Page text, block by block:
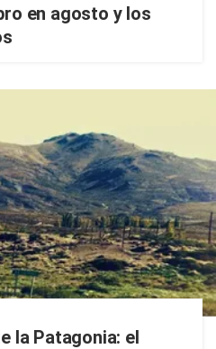
en agosto y los
la Patagonia: el